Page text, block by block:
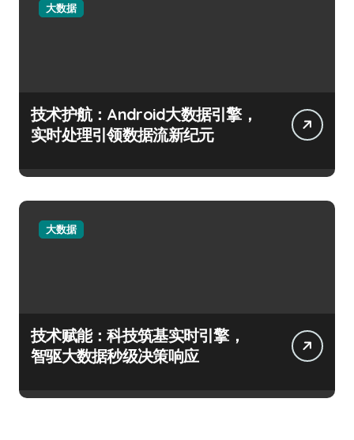
大数据
技术护航：Android大数据引擎，
实时处理引领数据流新纪元
大数据
技术赋能：科技筑基实时引擎，
智驱大数据秒级决策响应